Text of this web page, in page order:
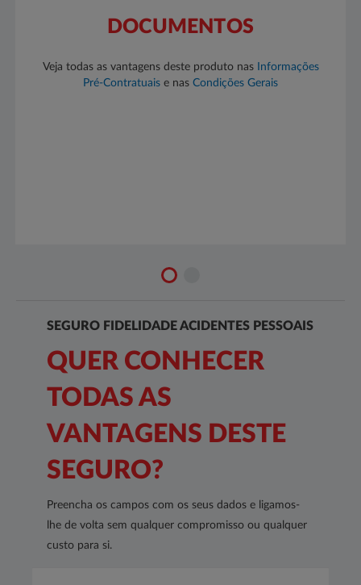
DOCUMENTOS
Veja todas as vantagens deste produto nasInformações
Pré-Contratuais​​ e nas Condições Gerais​​​
SEGURO FIDELIDADE ACIDENTES PESSOAIS
QUER CONHECER
TODAS AS
VANTAGENS DESTE
SEGURO?
Preencha os campos com os seus dados e ligamos-
lhe de volta sem qualquer compromisso ou qualquer
custo para si.